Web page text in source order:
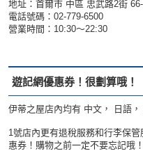
地址：首爾市 中區 忠武路2街
電話號碼：02-779-6500
營業時間：10:30～22:30
遊記網優惠券！很劃算哦！
伊蒂之屋店內均有 中文， 日語
1號店內更有退稅服務和行李保
惠券！購物之前一定不要忘記哦！